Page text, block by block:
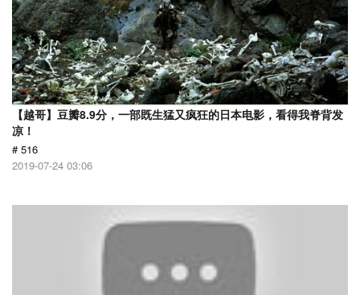
【越哥】豆瓣8.9分，一部既生猛又疯狂的日本电影，看得我脊背发
凉！
# 516
2019-07-24 03:06